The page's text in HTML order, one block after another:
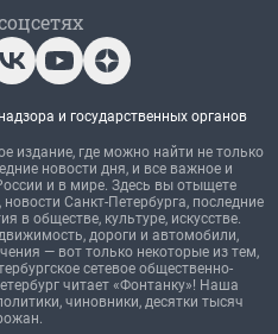
и государственных органов
издание, где можно найти не только
новости дня, и все важное и
и в мире. Здесь вы отыщете
Санкт-Петербурга, последние
в обществе, культуре, искусстве.
дороги и автомобили,
— вот только некоторые из тем,
сетевое общественно-
читает «Фонтанку»! Наша
чиновники, десятки тысяч